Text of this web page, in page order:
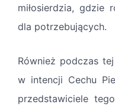
miłosierdzia, gdzie
dla potrzebujących.
Również podczas
w intencji Cechu
przedstawiciele